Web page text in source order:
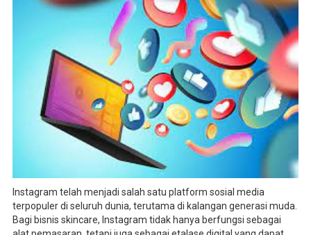
Instagram telah menjadi salah satu platform sosial media
terpopuler di seluruh dunia, terutama di kalangan generasi muda.
Bagi bisnis skincare, Instagram tidak hanya berfungsi sebagai